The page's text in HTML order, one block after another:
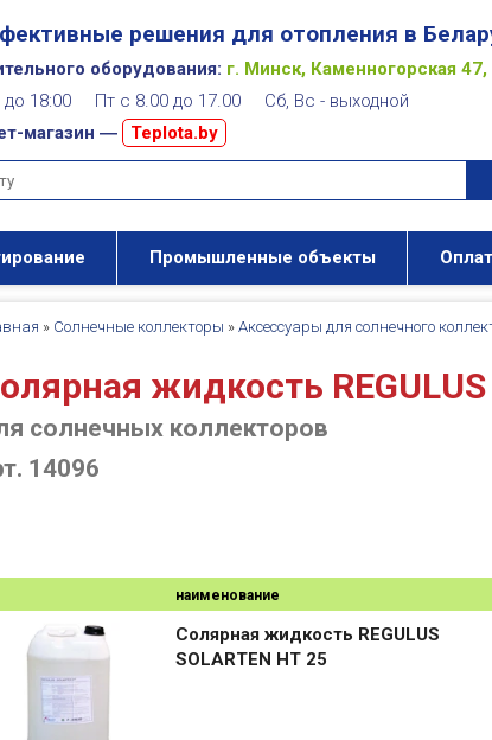
решения для отопления в
оборудования: г. Минск, Каменногорская
до 18:00 Пт с 8.00 до 17.00 Сб, Вс - выходной
магазин ―
Teplota.by
Промышленные объекты
» Солнечные коллекторы » Аксессуары для солнечного
жидкость REGULUS
солнечных коллекторов
14096
наименование
Солярная жидкость REGULUS
SOLARTEN HT 25